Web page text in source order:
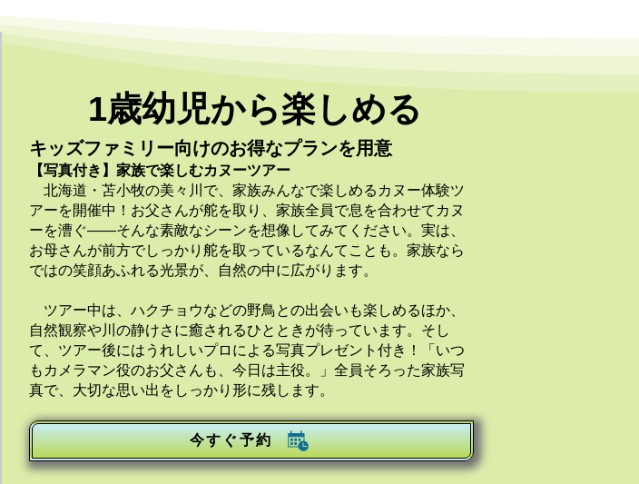
1歳幼児から楽しめる
キッズファミリー向けのお得なプランを用意
【写真付き】家族で楽しむカヌーツアー
北海道・苫小牧の美々川で、家族みんなで楽しめるカヌー体験ツ
アーを開催中！お父さんが舵を取り、家族全員で息を合わせてカヌ
ーを漕ぐ――そんな素敵なシーンを想像してみてください。実は、
お母さんが前方でしっかり舵を取っているなんてことも。家族なら
ではの笑顔あふれる光景が、自然の中に広がります。
ツアー中は、ハクチョウなどの野鳥との出会いも楽しめるほか、
自然観察や川の静けさに癒されるひとときが待っています。そし
て、ツアー後にはうれしいプロによる写真プレゼント付き！「いつ
もカメラマン役のお父さんも、今日は主役。」全員そろった家族写
真で、大切な思い出をしっかり形に残します。
今すぐ予約